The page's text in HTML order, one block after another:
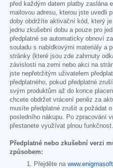
před každým datem platby zaslána
mailovou adresu, kterou jste uvedli
doby obdržíte aktivační kód, který
jednu zkušební dobu a pouze pro
předplatné se automaticky obnoví
souladu s nabídkovými materiály a
stránky (které jsou zde zahrnuty
závislosti na zemi nebo akci na
jste nepřetržitým uživatelem
předplatného, pokud předplatné
svým produktům až do konce
chcete obdržet vrácení peněz za
musíte předplatné zrušit a požádat
posledního nákupu. Po zpracování
přestanete využívat plnou funkčnost.
Předplatné nebo zkušební verzi
způsobem:
Přejděte na